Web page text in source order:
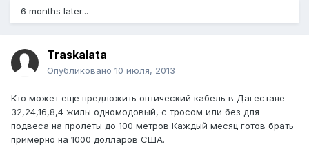
6 months later...
Traskalata
Опубликовано 10 июля, 2013
Кто может еще предложить оптический кабель в Дагестане
32,24,16,8,4 жилы одномодовый, с тросом или без для
подвеса на пролеты до 100 метров Каждый месяц готов брать
примерно на 1000 долларов США.